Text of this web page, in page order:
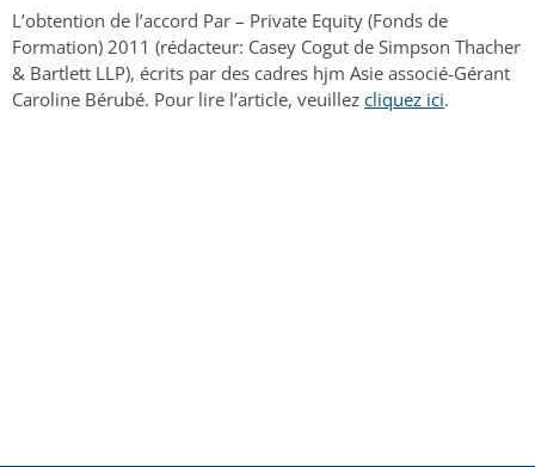
L’obtention de l’accord Par – Private Equity (Fonds de
Formation) 2011 (rédacteur: Casey Cogut de Simpson Thacher
& Bartlett LLP), écrits par des cadres hjm Asie associé-Gérant
Caroline Bérubé. Pour lire l’article, veuillez cliquez ici.